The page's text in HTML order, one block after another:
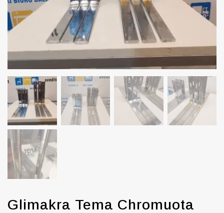
Glimakra Tema Chromuota